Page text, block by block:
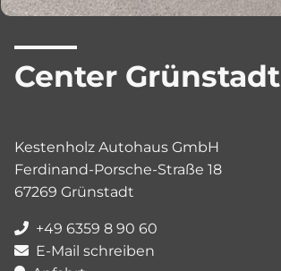
Center Grünstadt
Kestenholz Autohaus GmbH
Ferdinand-Porsche-Straße 18
67269 Grünstadt
+49 6359 8 90 60
E-Mail schreiben